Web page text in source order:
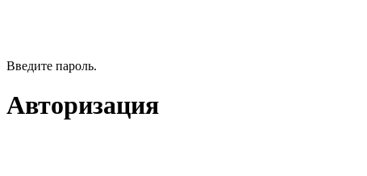
Введите пароль.
Авторизация